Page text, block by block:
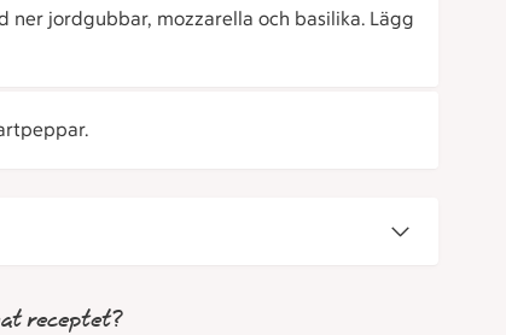
ner jordgubbar, mozzarella och basilika. Lägg
receptet?